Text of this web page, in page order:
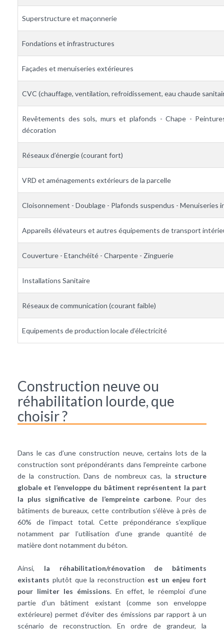
Superstructure et maçonnerie
Fondations et infrastructures
Façades et menuiseries extérieures
CVC (chauffage, ventilation, refroidissement, eau chaude
Revêtements des sols, murs et plafonds - Chape -
décoration
Réseaux d’énergie (courant fort)
VRD et aménagements extérieurs de la parcelle
Cloisonnement - Doublage - Plafonds suspendus - Menuiseries
Appareils élévateurs et autres équipements de transport
Couverture - Etanchéité - Charpente - Zinguerie
Installations Sanitaire
Réseaux de communication (courant faible)
Equipements de production locale d’électricité
Construction neuve ou
réhabilitation lourde, que
choisir ?
Dans le cas d’une construction neuve, certains lots de la
construction sont prépondérants dans l’empreinte carbone
de la construction. Dans de nombreux cas, la structure
globale et l’enveloppe du bâtiment représentent la part
la plus significative de l’empreinte carbone. Pour des
bâtiments de bureaux, cette contribution s’élève à près de
60% de l’impact total. Cette prépondérance s’explique
notamment par l’utilisation d’une grande quantité de
matière dont notamment du béton.
Ainsi, la réhabilitation/rénovation de bâtiments
existants plutôt que la reconstruction est un enjeu fort
pour limiter les émissions. En effet, le réemploi d’une
partie d’un bâtiment existant (comme son enveloppe
extérieure) permet d’éviter des émissions par rapport à un
scénario de reconstruction. En ordre de grandeur, la